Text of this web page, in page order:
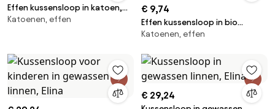
Effen kussensloop in katoen,
kinderen, Scenario
Katoenen, effen
€ 9,74
Effen kussensloop in bio
katoen met volant, Scenario
Katoenen, effen
€ 29,24